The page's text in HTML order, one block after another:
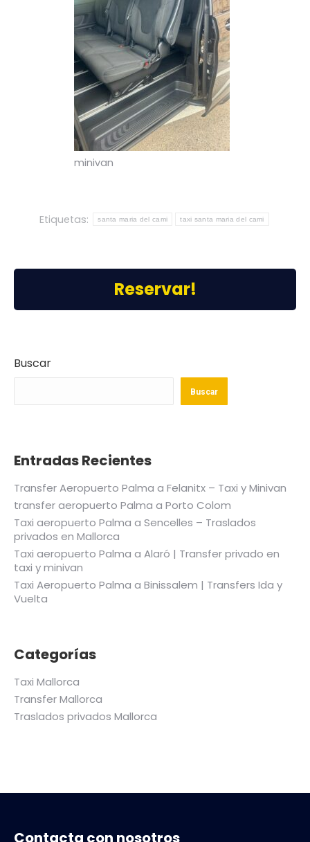
minivan
Etiquetas: santa maria del cami taxi santa maria del cami
Reservar!
Buscar
Buscar
Entradas Recientes
Transfer Aeropuerto Palma a Felanitx – Taxi y Minivan
transfer aeropuerto Palma a Porto Colom
Taxi aeropuerto Palma a Sencelles – Traslados
privados en Mallorca
Taxi aeropuerto Palma a Alaró | Transfer privado en
taxi y minivan
Taxi Aeropuerto Palma a Binissalem | Transfers Ida y
Vuelta
Categorías
Taxi Mallorca
Transfer Mallorca
Traslados privados Mallorca
Contacta con nosotros